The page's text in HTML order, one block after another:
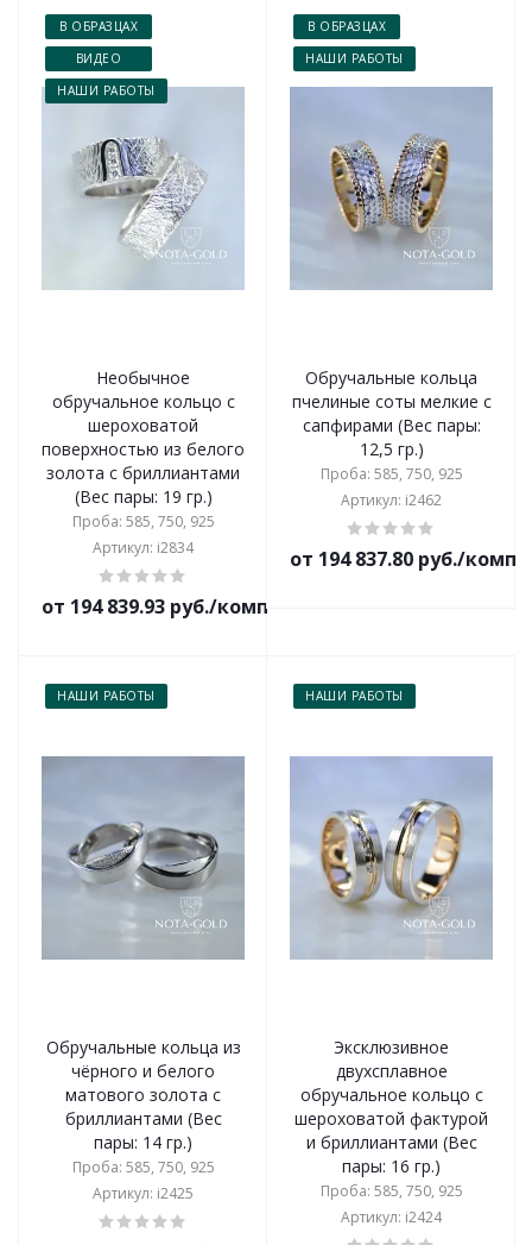
В ОБРАЗЦАХ
ВИДЕО
НАШИ РАБОТЫ
Необычное
обручальное кольцо с
шероховатой
поверхностью из белого
золота с бриллиантами
(Вес пары: 19 гр.)
Проба: 585, 750, 925
Артикул: i2834
от 194 839.93 руб./комплект
В ОБРАЗЦАХ
НАШИ РАБОТЫ
Обручальные кольца
пчелиные соты мелкие с
сапфирами (Вес пары:
12,5 гр.)
Проба: 585, 750, 925
Артикул: i2462
от 194 837.80 руб./
НАШИ РАБОТЫ
Обручальные кольца из
чёрного и белого
матового золота с
бриллиантами (Вес
пары: 14 гр.)
Проба: 585, 750, 925
Артикул: i2425
НАШИ РАБОТЫ
Эксклюзивное
двухсплавное
обручальное кольцо с
шероховатой фактурой
и бриллиантами (Вес
пары: 16 гр.)
Проба: 585, 750, 925
Артикул: i2424